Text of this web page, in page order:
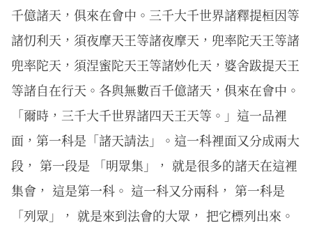
千億諸天，俱來在會中。三千大千世界諸釋提桓因等
諸忉利天，須夜摩天王等諸夜摩天，兜率陀天王等諸
兜率陀天，須涅蜜陀天王等諸妙化天，婆舍跋提天王
等諸自在行天。各與無數百千億諸天，俱來在會中。
「爾時，三千大千世界諸四天王天等。」這一品裡
面，第一科是「諸天請法」。這一科裡面又分成兩大
段， 第一段是 「明眾集」， 就是很多的諸天在這裡
集會， 這是第一科。 這一科又分兩科， 第一科是
「列眾」， 就是來到法會的大眾， 把它標列出來。